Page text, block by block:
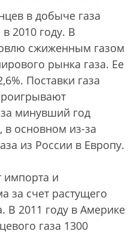
в добыче газа
2010 году. В
сжиженным газом
рынка газа. Ее
Поставки газа
минувший год
в основном из-за
из России в Европу.
импорта и
за счет растущего
В 2011 году в Америке
газа 1300